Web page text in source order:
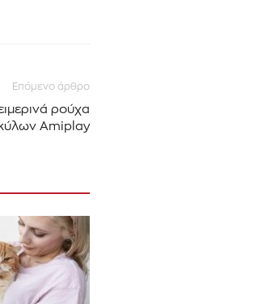
Επόμενο άρθρο
ρούχα
Amiplay